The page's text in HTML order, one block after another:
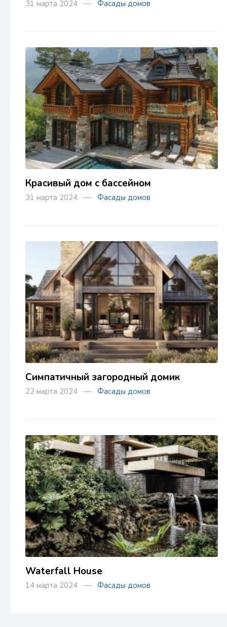
31 марта 2024 — Фасады домов
Красивый дом с бассейном
31 марта 2024 — Фасады домов
Симпатичный загородный домик
22 марта 2024 — Фасады домов
Waterfall House
14 марта 2024 — Фасады домов